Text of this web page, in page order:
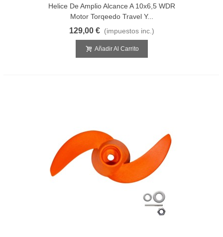
Helice De Amplio Alcance A 10x6,5 WDR
Motor Torqeedo Travel Y...
129,00 € (impuestos inc.)
Añadir Al Carrito